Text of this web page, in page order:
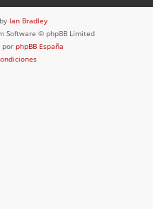
Ian Bradley
Software © phpBB Limited
por phpBB España